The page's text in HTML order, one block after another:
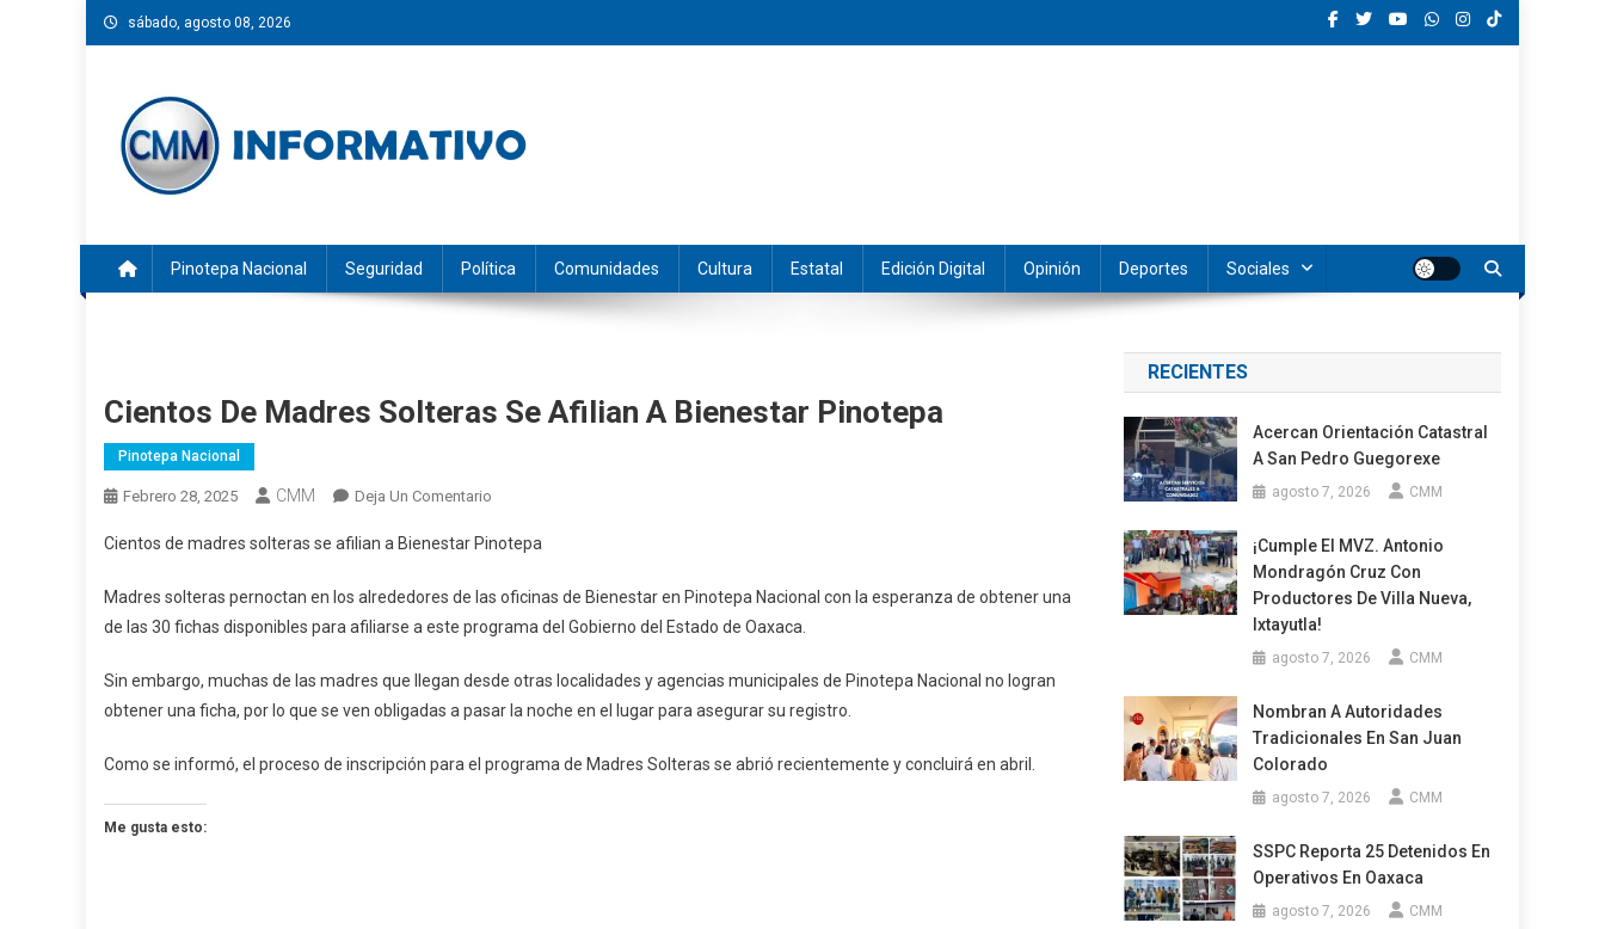
Saltar
al
sábado, agosto 08, 2026
Pinotepa Nacional Seguridad Política Comunidades Cultura Estatal Edición Digital Opinión Deportes Sociales
Cientos De Madres Solteras Se Afilian A Bienestar Pinotepa
Pinotepa Nacional
Febrero 28, 2025 CMM Deja Un Comentario
De
Solteras
Se
A
Bienestar
Cientos de madres solteras se afilian a Bienestar Pinotepa
Madres solteras pernoctan en los alrededores de las oficinas de Bienestar en Pinotepa Nacional con la esperanza de obtener una
de las 30 fichas disponibles para afiliarse a este programa del Gobierno del Estado de Oaxaca.
Sin embargo, muchas de las madres que llegan desde otras localidades y agencias municipales de Pinotepa Nacional no logran
obtener una ficha, por lo que se ven obligadas a pasar la noche en el lugar para asegurar su registro.
Como se informó, el proceso de inscripción para el programa de Madres Solteras se abrió recientemente y concluirá en abril.
Me gusta esto:
RECIENTES
Acercan Orientación Catastral
A San Pedro Guegorexe
agosto 7, 2026 CMM
¡Cumple El MVZ. Antonio
Mondragón Cruz Con
Productores De Villa Nueva,
Ixtayutla!
agosto 7, 2026 CMM
Nombran A Autoridades
Tradicionales En San Juan
Colorado
agosto 7, 2026 CMM
SSPC Reporta 25 Detenidos En
Operativos En Oaxaca
agosto 7, 2026 CMM